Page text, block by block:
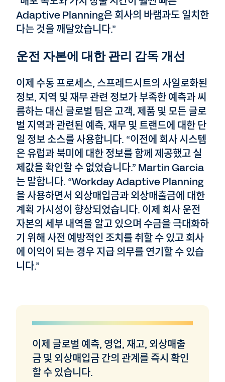
Adaptive Planning은 회사의 바램과도 일치한
다는 것을 깨달았습니다.”
운전 자본에 대한 관리 감독 개선
이제 수동 프로세스, 스프레드시트의 사일로화된
정보, 지역 및 재무 관련 정보가 부족한 예측과 씨
름하는 대신 글로벌 팀은 고객, 제품 및 모든 글로
벌 지역과 관련된 예측, 재무 및 트랜드에 대한 단
일 정보 소스를 사용합니다. “이전에 회사 시스템
은 유럽과 북미에 대한 정보를 함께 제공했고 실
제값을 확인할 수 없었습니다.” Martin Garcia
는 말합니다. “Workday Adaptive Planning
을 사용하면서 외상매입금과 외상매출금에 대한
계획 가시성이 향상되었습니다. 이제 회사 운전
자본의 세부 내역을 알고 있으며 수금을 극대화하
기 위해 사전 예방적인 조치를 취할 수 있고 회사
에 이익이 되는 경우 지급 의무를 연기할 수 있습
니다.”
이제 글로벌 예측, 영업, 재고, 외상매출
금 및 외상매입금 간의 관계를 즉시 확인
할 수 있습니다.